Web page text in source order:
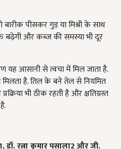
पीसकर गुड़ या मिश्री के साथ
बढ़ेगी और कब्ज की समस्या भी दूर
यह आसानी से त्वचा में मिल जाता है.
है. तिल के बने तेल से नियमित
भी ठीक रहती है और क्षतिग्रस्त
डॉ. रत्ना कुमार पसाला2 और जी.